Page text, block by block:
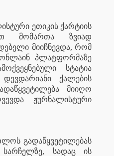
ეთიკის ქარტიის
მომართა ზვიად
მიიჩნევდა, რომ
პლატფორმაზე
სტატია
ქალების
მიიღო
ჟურნალისტური
გადაწყვეტილებას
სარჩელზე, სადაც ის